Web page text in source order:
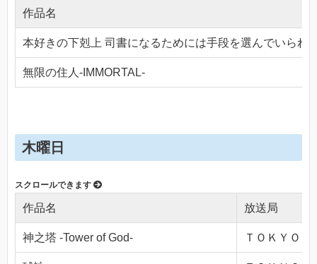
作品名
本好きの下剋上 司書になるためには手段を選んでいられ
無限の住人-IMMORTAL-
木曜日
作品名 放送局
神之塔 -Tower of God- ＴＯＫＹＯ